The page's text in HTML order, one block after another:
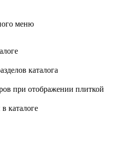
меню
каталога
при отображении плиткой
каталоге